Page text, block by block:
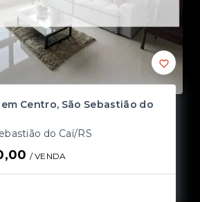
Centro, São Sebastião do
do Caí/RS
/ VENDA